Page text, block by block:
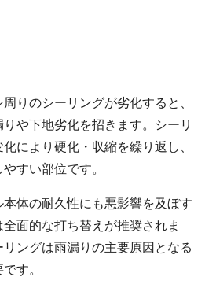
りのシーリングが劣化すると、
や下地劣化を招きます。シーリ
により硬化・収縮を繰り返し、
すい部位です。
体の耐久性にも悪影響を及ぼす
面的な打ち替えが推奨されま
ングは雨漏りの主要原因となる
す。